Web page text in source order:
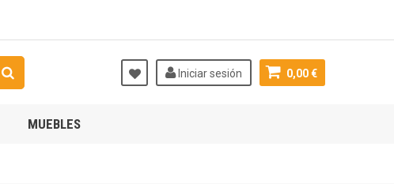
0,00 €
Iniciar sesión
MUEBLES